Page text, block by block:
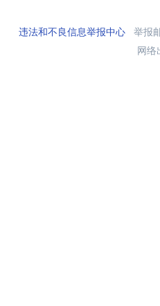
违法和不良信息举报中心举报
网